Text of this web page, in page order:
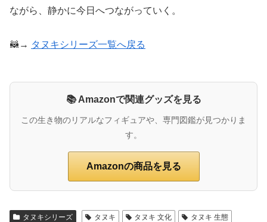
ながら、静かに今日へつながっていく。
🦝→ タヌキシリーズ一覧へ戻る
📚 Amazonで関連グッズを見る
この生き物のリアルなフィギュアや、専門図鑑が見つかりま
す。
Amazonの商品を見る
タヌキシリーズ タヌキ タヌキ 文化
タヌキ 生態